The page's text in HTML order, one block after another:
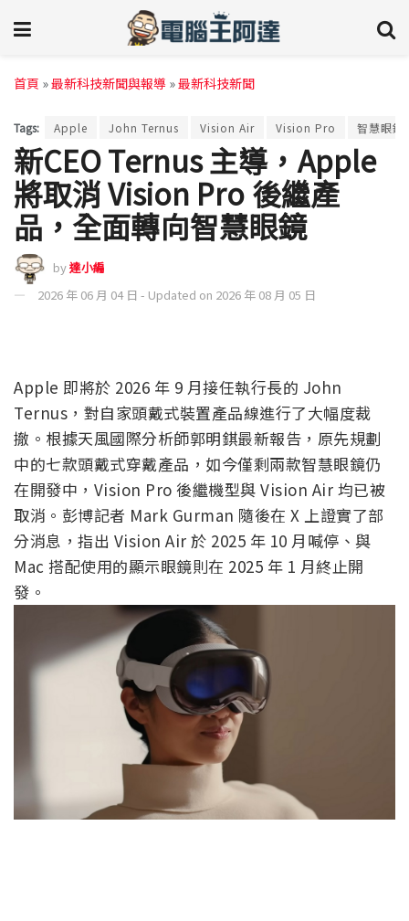
首頁 »最新科技新聞與報導 »最新科技新聞
Tags: Apple John Ternus Vision Air Vision Pro 智慧眼鏡
新CEO Ternus 主導，Apple
將取消 Vision Pro 後繼產
品，全面轉向智慧眼鏡
by達小編
2026 年 06 月 04 日 - Updated on 2026 年 08 月 05 日
Apple 即將於 2026 年 9 月接任執行長的 John
Ternus，對自家頭戴式裝置產品線進行了大幅度裁
撤。根據天風國際分析師郭明錤最新報告，原先規劃
中的七款頭戴式穿戴產品，如今僅剩兩款智慧眼鏡仍
在開發中，Vision Pro 後繼機型與 Vision Air 均已被
取消。彭博記者 Mark Gurman 隨後在 X 上證實了部
分消息，指出 Vision Air 於 2025 年 10 月喊停、與
Mac 搭配使用的顯示眼鏡則在 2025 年 1 月終止開
發。